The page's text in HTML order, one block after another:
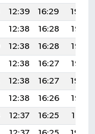
12:39 16:29
19:39
12:38 16:28
19:38
12:38 16:28
19:37
12:38 16:27
19:35
12:38 16:27
19:34
12:38 16:26
19:32
12:37 16:25
19:31